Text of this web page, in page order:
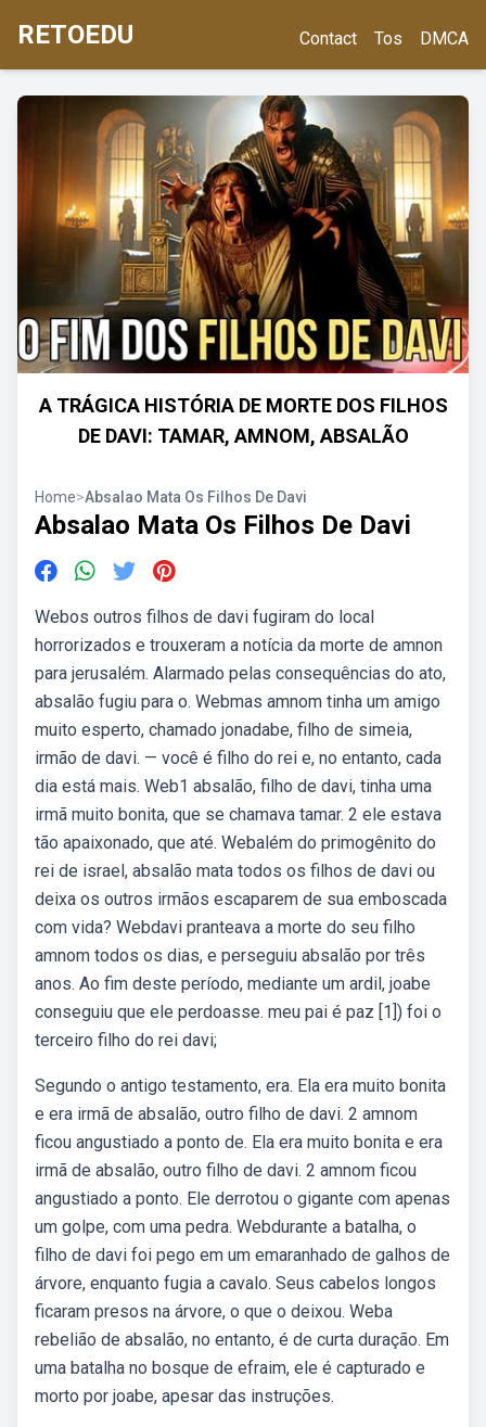
RETOEDU Contact Tos DMCA
A TRÁGICA HISTÓRIA DE MORTE DOS FILHOS
DE DAVI: TAMAR, AMNOM, ABSALÃO
Home>Absalao Mata Os Filhos De Davi
Absalao Mata Os Filhos De Davi
Webos outros filhos de davi fugiram do local
horrorizados e trouxeram a notícia da morte de amnon
para jerusalém. Alarmado pelas consequências do ato,
absalão fugiu para o. Webmas amnom tinha um amigo
muito esperto, chamado jonadabe, filho de simeia,
irmão de davi. — você é filho do rei e, no entanto, cada
dia está mais. Web1 absalão, filho de davi, tinha uma
irmã muito bonita, que se chamava tamar. 2 ele estava
tão apaixonado, que até. Webalém do primogênito do
rei de israel, absalão mata todos os filhos de davi ou
deixa os outros irmãos escaparem de sua emboscada
com vida? Webdavi pranteava a morte do seu filho
amnom todos os dias, e perseguiu absalão por três
anos. Ao fim deste período, mediante um ardil, joabe
conseguiu que ele perdoasse. meu pai é paz [1]) foi o
terceiro filho do rei davi;
Segundo o antigo testamento, era. Ela era muito bonita
e era irmã de absalão, outro filho de davi. 2 amnom
ficou angustiado a ponto de. Ela era muito bonita e era
irmã de absalão, outro filho de davi. 2 amnom ficou
angustiado a ponto. Ele derrotou o gigante com apenas
um golpe, com uma pedra. Webdurante a batalha, o
filho de davi foi pego em um emaranhado de galhos de
árvore, enquanto fugia a cavalo. Seus cabelos longos
ficaram presos na árvore, o que o deixou. Weba
rebelião de absalão, no entanto, é de curta duração. Em
uma batalha no bosque de efraim, ele é capturado e
morto por joabe, apesar das instruções.